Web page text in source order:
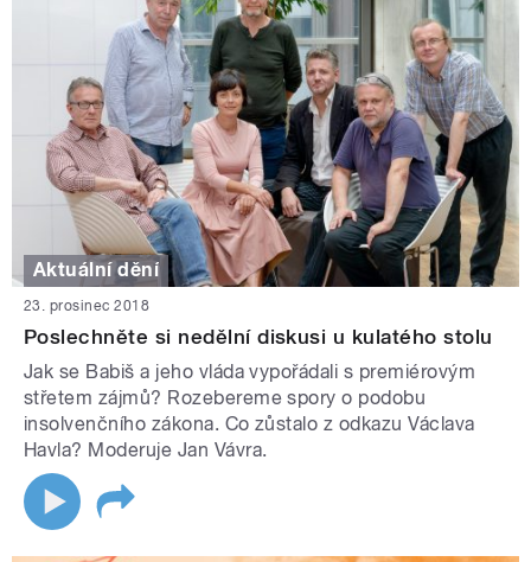
Aktuální dění
23. prosinec 2018
Poslechněte si nedělní diskusi u kulatého stolu
Jak se Babiš a jeho vláda vypořádali s premiérovým
střetem zájmů? Rozebereme spory o podobu
insolvenčního zákona. Co zůstalo z odkazu Václava
Havla? Moderuje Jan Vávra.